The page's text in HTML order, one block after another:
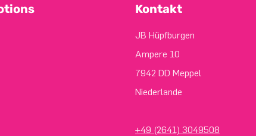
Kontakt
JB Hüpfburgen
Ampere 10
7942 DD Meppel
Niederlande
+49 (2641) 3049508